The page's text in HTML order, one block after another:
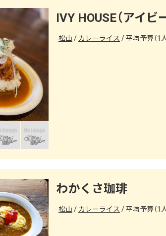
IVY HOUSE（アイビ
松山 カレーライス 平均予算（1
わかくさ珈琲
松山 カレーライス 平均予算（1